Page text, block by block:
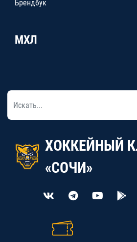
Брендбук
МХЛ
ХОККЕЙНЫЙ
«СОЧИ»